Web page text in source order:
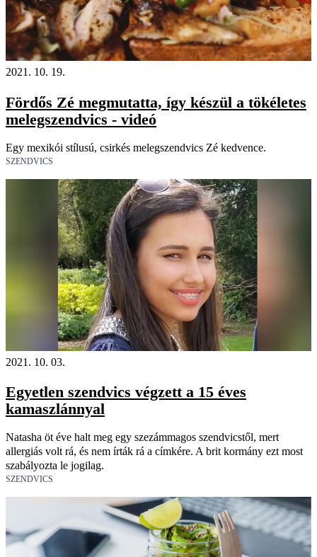
2021. 10. 19.
Fördős Zé megmutatta, így készül a tökéletes
melegszendvics - videó
Egy mexikói stílusú, csirkés melegszendvics Zé kedvence.
SZENDVICS
2021. 10. 03.
Egyetlen szendvics végzett a 15 éves
kamaszlánnyal
Natasha öt éve halt meg egy szezámmagos szendvicstől, mert
allergiás volt rá, és nem írták rá a címkére. A brit kormány ezt most
szabályozta le jogilag.
SZENDVICS